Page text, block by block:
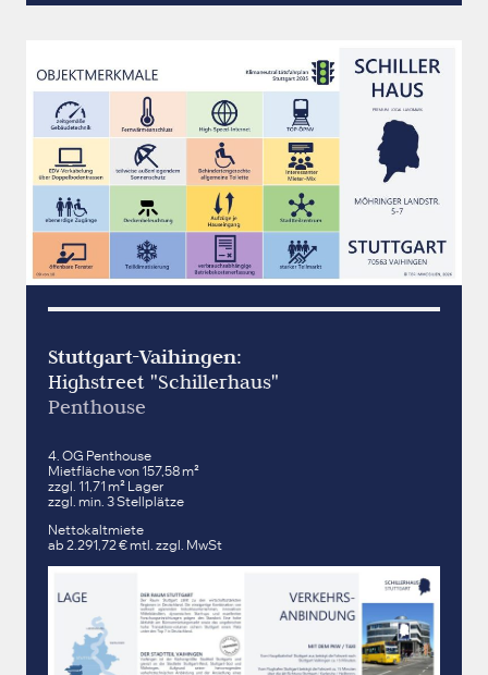
Stuttgart-Vaihingen:
Highstreet "Schillerhaus"
Penthouse
4. OG Penthouse
Mietfläche von 157,58 m²
zzgl. 11,71 m² Lager
zzgl. min. 3 Stellplätze
Nettokaltmiete
ab 2.291,72 € mtl. zzgl. MwSt